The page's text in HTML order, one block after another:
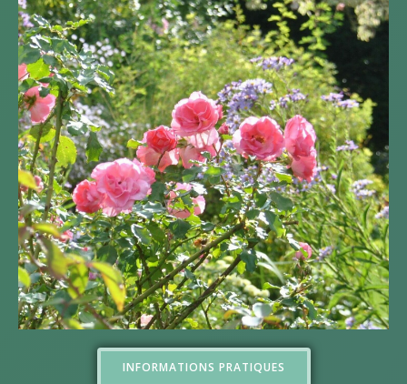
INFORMATIONS PRATIQUES